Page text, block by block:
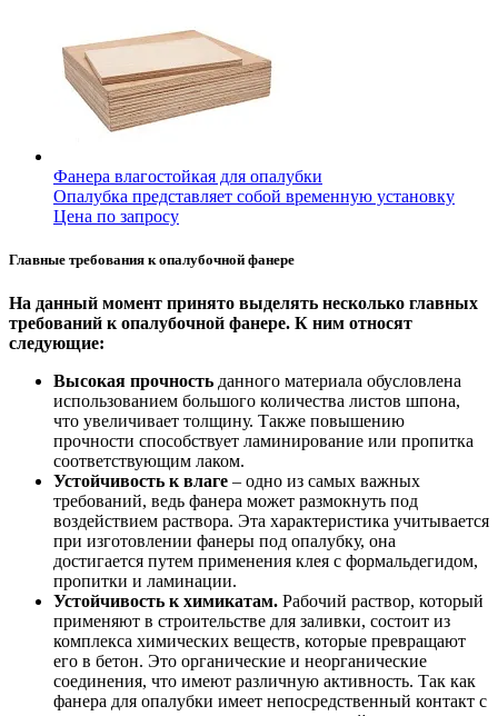
Фанера влагостойкая для опалубки
Опалубка представляет собой временную установку
Цена по запросу
Главные требования к опалубочной фанере
На данный момент принято выделять несколько главных
требований к опалубочной фанере. К ним относят
следующие:
Высокая прочность данного материала обусловлена
использованием большого количества листов шпона,
что увеличивает толщину. Также повышению
прочности способствует ламинирование или пропитка
соответствующим лаком.
Устойчивость к влаге – одно из самых важных
требований, ведь фанера может размокнуть под
воздействием раствора. Эта характеристика учитывается
при изготовлении фанеры под опалубку, она
достигается путем применения клея с формальдегидом,
пропитки и ламинации.
Устойчивость к химикатам. Рабочий раствор, который
применяют в строительстве для заливки, состоит из
комплекса химических веществ, которые превращают
его в бетон. Это органические и неорганические
соединения, что имеют различную активность. Так как
фанера для опалубки имеет непосредственный контакт с